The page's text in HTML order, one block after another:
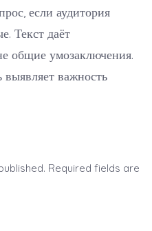
если аудитория
Текст даёт
общие умозаключения.
выявляет важность
Required fields are